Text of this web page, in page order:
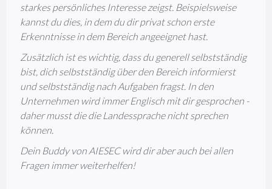
starkes persönliches Interesse zeigst. Beispielsweise
kannst du dies, in dem du dir privat schon erste
Erkenntnisse in dem Bereich angeeignet hast.
Zusätzlich ist es wichtig, dass du generell selbstständig
bist, dich selbstständig über den Bereich informierst
und selbstständig nach Aufgaben fragst. In den
Unternehmen wird immer Englisch mit dir gesprochen -
daher musst die die Landessprache nicht sprechen
können.
Dein Buddy von AIESEC wird dir aber auch bei allen
Fragen immer weiterhelfen!